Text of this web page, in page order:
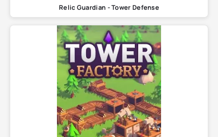
Relic Guardian - Tower Defense